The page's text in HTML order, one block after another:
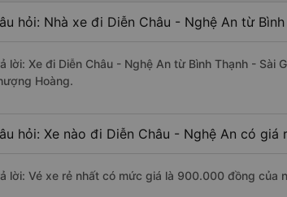
hỏi: Nhà xe đi Diễn Châu - Nghệ An từ
lời: Xe đi Diễn Châu - Nghệ An từ Bình Thạnh -
Hoàng.
hỏi: Xe nào đi Diễn Châu - Nghệ An có giá
lời: Vé xe rẻ nhất có mức giá là 900.000 đồng của